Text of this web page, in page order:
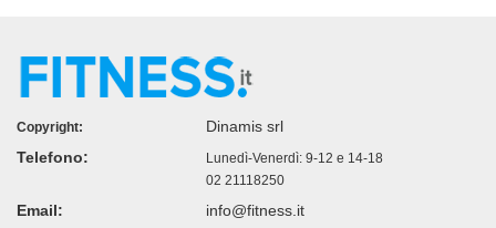
Copyright:
Dinamis srl
Telefono:
Lunedì-Venerdì: 9-12 e 14-18
02 21118250
Email: info@fitness.it